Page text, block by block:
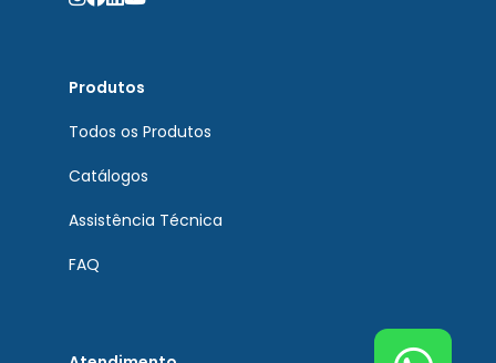
Produtos
Todos os Produtos
Catálogos
Assistência Técnica
FAQ